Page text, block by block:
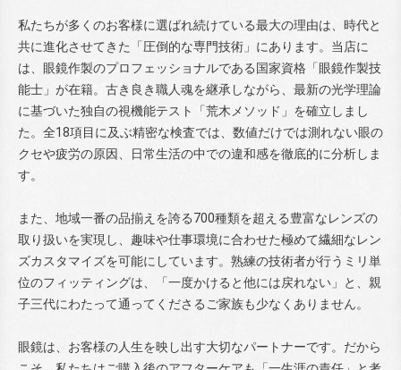
私たちが多くのお客様に選ばれ続けている最大の理由は、時代と
共に進化させてきた「圧倒的な専門技術」にあります。当店に
は、眼鏡作製のプロフェッショナルである国家資格「眼鏡作製技
能士」が在籍。古き良き職人魂を継承しながら、最新の光学理論
に基づいた独自の視機能テスト「荒木メソッド」を確立しまし
た。全18項目に及ぶ精密な検査では、数値だけでは測れない眼の
クセや疲労の原因、日常生活の中での違和感を徹底的に分析しま
す。
また、地域一番の品揃えを誇る700種類を超える豊富なレンズの
取り扱いを実現し、趣味や仕事環境に合わせた極めて繊細なレン
ズカスタマイズを可能にしています。熟練の技術者が行うミリ単
位のフィッティングは、「一度かけると他には戻れない」と、親
子三代にわたって通ってくださるご家族も少なくありません。
眼鏡は、お客様の人生を映し出す大切なパートナーです。だから